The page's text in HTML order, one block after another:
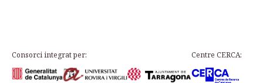
Consorci integrat per: Centre CERCA: